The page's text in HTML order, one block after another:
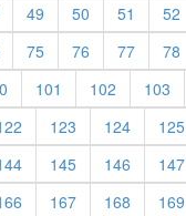
49 50 51 52
75 76 77 78
101 102 103
123 124 125
145 146 147
167 168 169